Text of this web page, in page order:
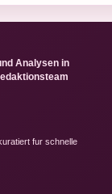
Analysen in
fur schnelle